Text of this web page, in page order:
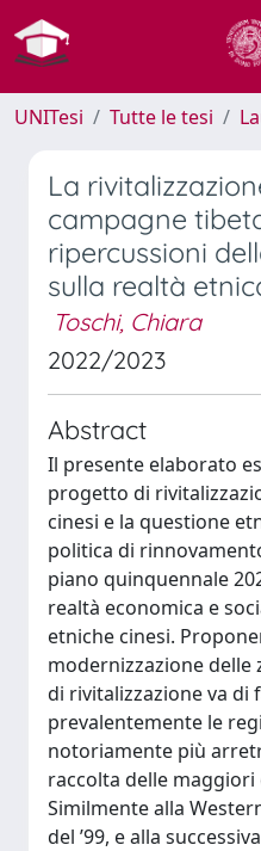
UNITesi Tutte le tesi
La
campagne
ripercussioni
sulla realtà
Toschi, Chiara
2022/2023
Abstract
Il presente elaborato
progetto di
cinesi e la questione
politica di
piano quinquennale
realtà economica e
etniche cinesi.
modernizzazione delle
di rivitalizzazione va di
prevalentemente le
notoriamente più
raccolta delle
Similmente alla
del ’99, e alla